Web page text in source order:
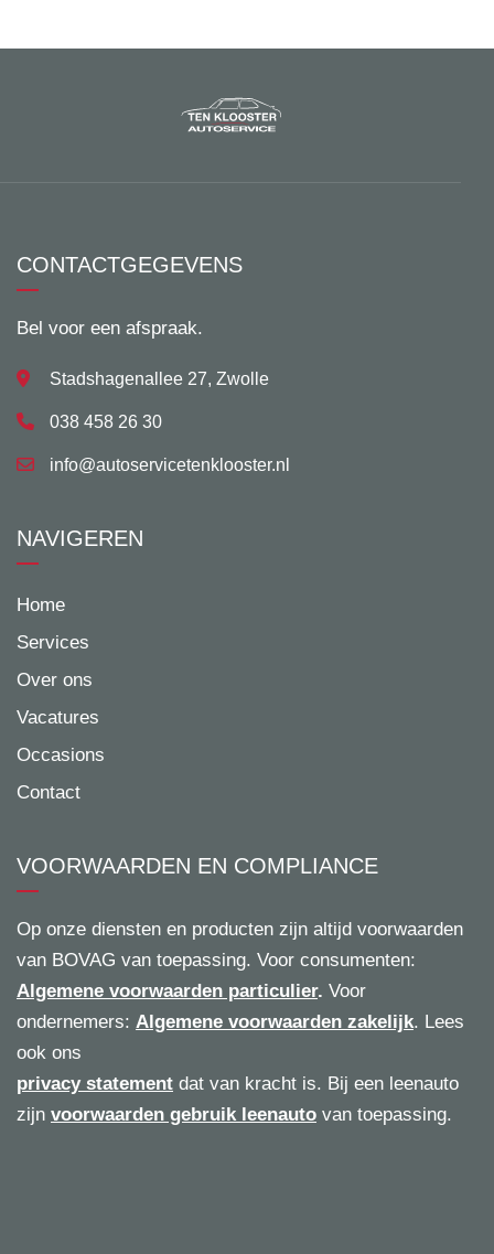
CONTACTGEGEVENS
Bel voor een afspraak.
Stadshagenallee 27, Zwolle
038 458 26 30
info@autoservicetenklooster.nl
NAVIGEREN
Home
Services
Over ons
Vacatures
Occasions
Contact
VOORWAARDEN EN COMPLIANCE
Op onze diensten en producten zijn altijd voorwaarden
van BOVAG van toepassing. Voor consumenten:
Algemene voorwaarden particulier. Voor
ondernemers: Algemene voorwaarden zakelijk. Lees
ook ons
privacy statement dat van kracht is. Bij een leenauto
zijn voorwaarden gebruik leenauto van toepassing.